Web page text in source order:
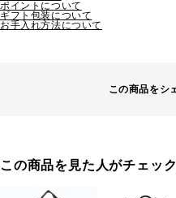
ポイントについて
ギフト包装について
お手入れ方法について
この商品をシ
この商品を見た人がチェッ